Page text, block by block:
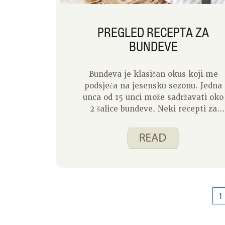
PREGLED RECEPTA ZA
BUNDEVE
Bundeva je klasičan okus koji me
podsjeća na jesensku sezonu. Jedna
unca od 15 unci može sadržavati oko
2 šalice bundeve. Neki recepti za
pametno. Koristite punu limenku
dok drugi mogu koristiti manju
1